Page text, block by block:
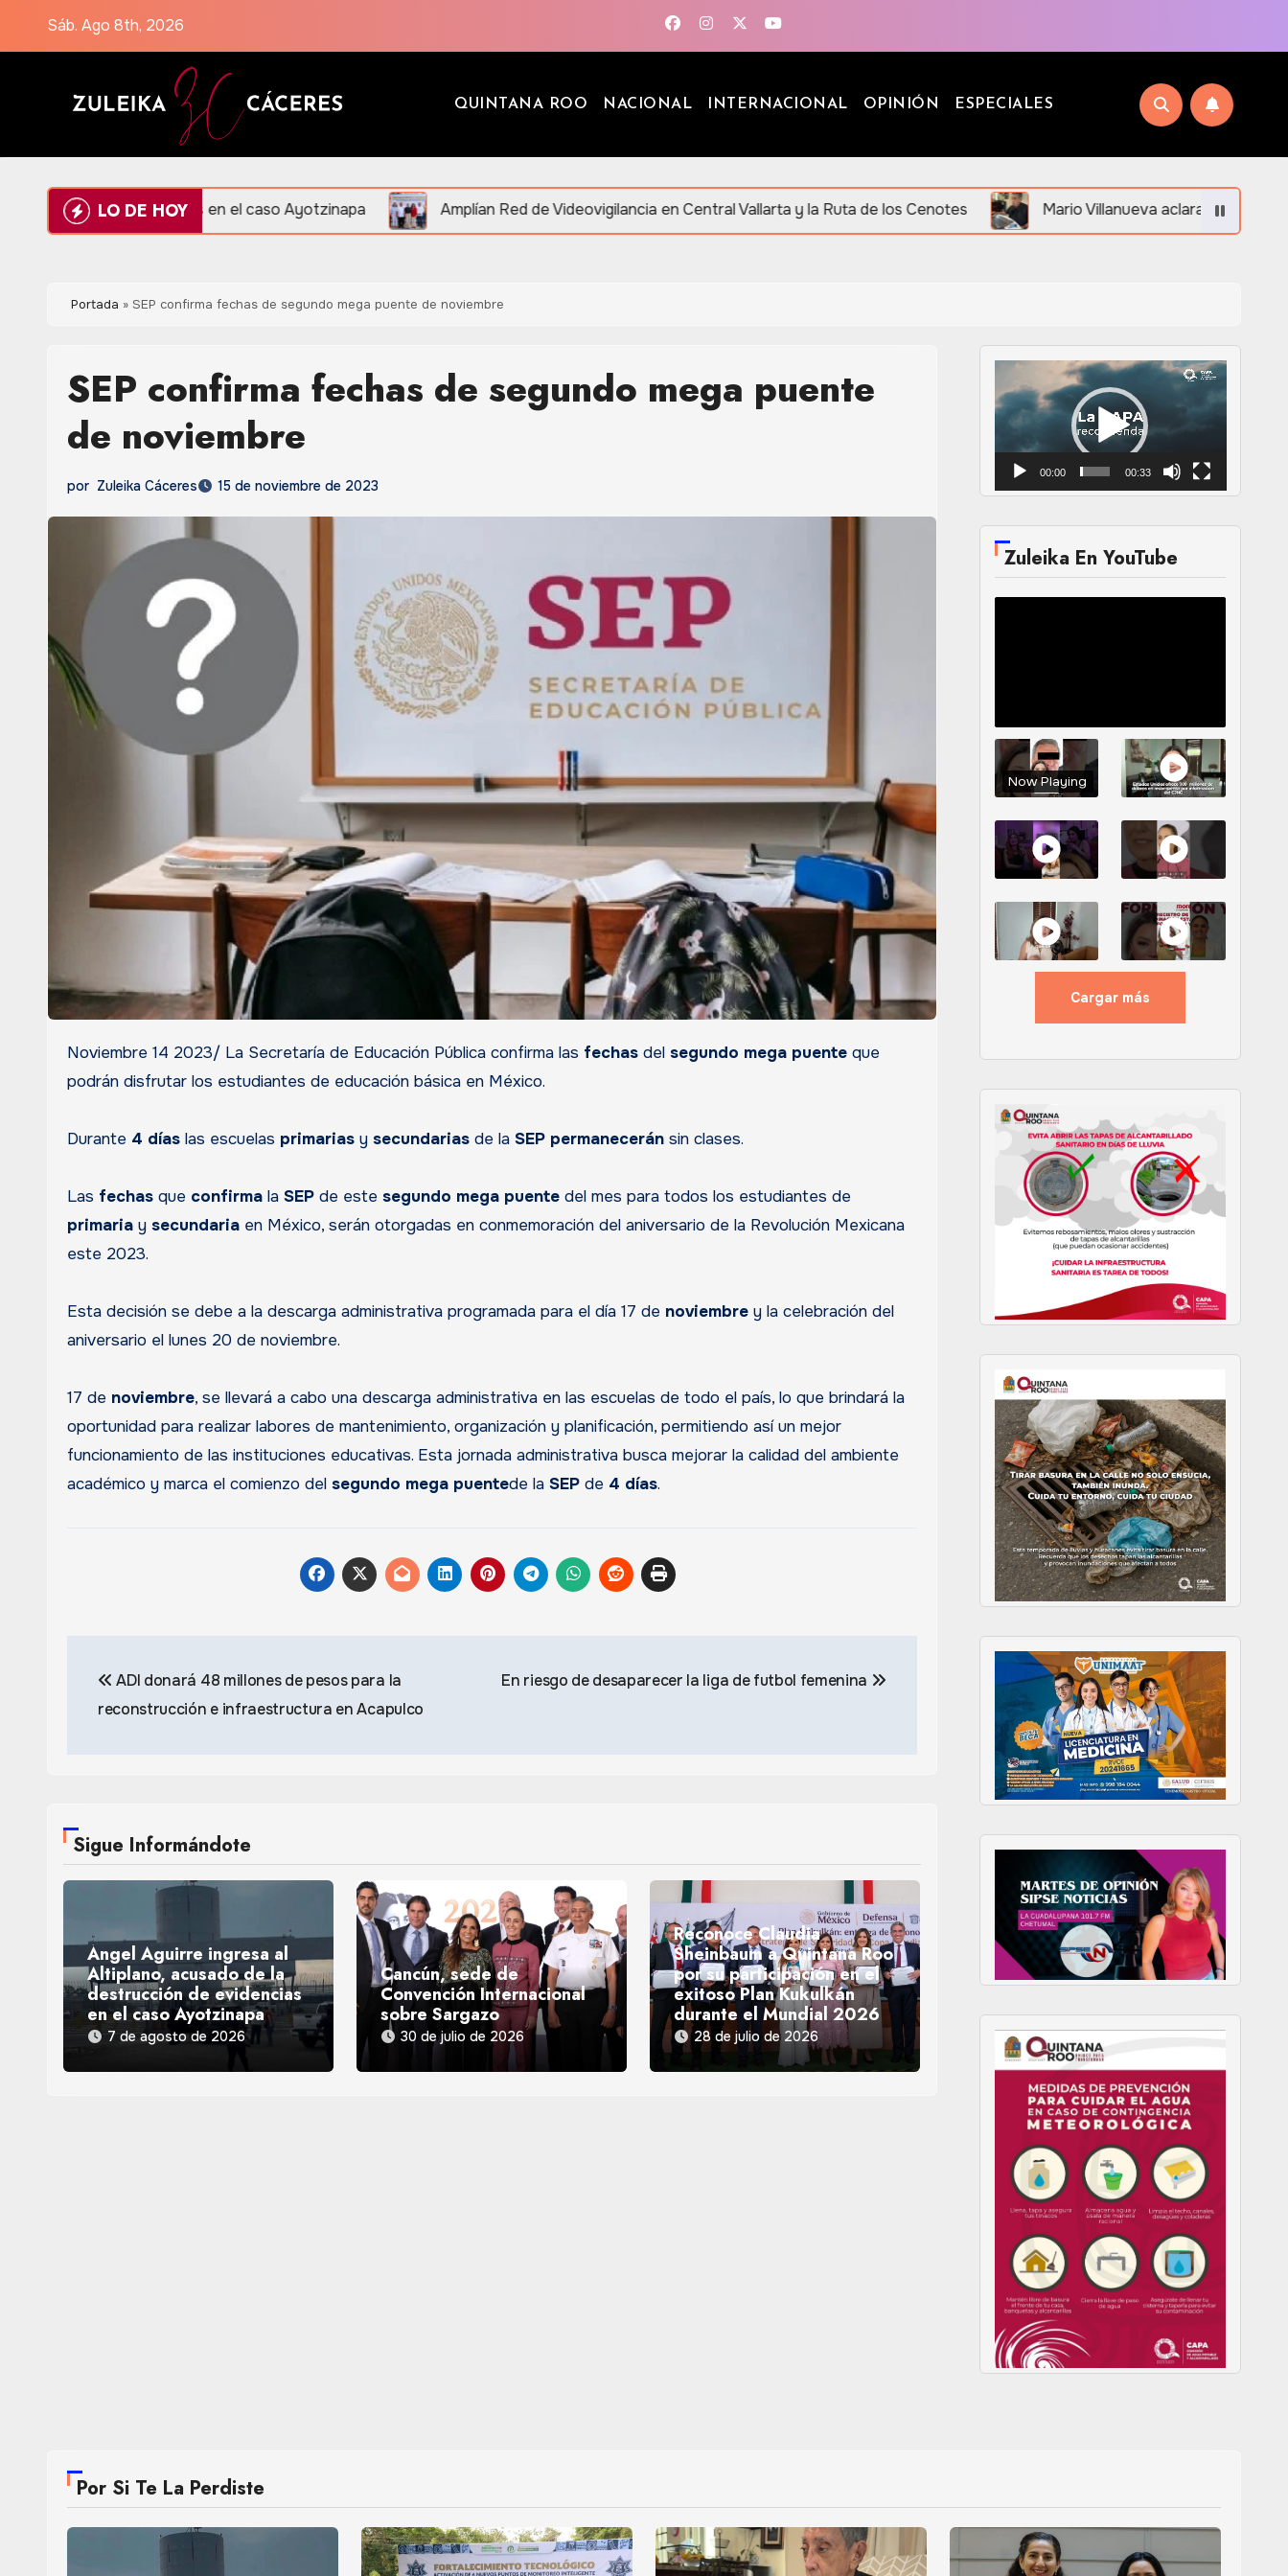
Sáb. Ago 8th, 2026
QUINTANA ROO NACIONAL INTERNACIONAL OPINIÓN ESPECIALES
LO DE HOY
de evidencias en el caso Ayotzinapa Amplían Red de Videovigilancia en Central Vallarta y la Ruta de los Cenotes Mario Villanueva aclara su situación legal ante
Portada » SEP confirma fechas de segundo mega puente de noviembre
SEP confirma fechas de segundo mega puente
de noviembre
por Zuleika Cáceres 15 de noviembre de 2023
Noviembre 14 2023/ La Secretaría de Educación Pública confirma las fechas del segundo mega puente que
podrán disfrutar los estudiantes de educación básica en México.
Durante 4 días las escuelas primarias y secundarias de la SEP permanecerán sin clases.
Las fechas que confirma la SEP de este segundo mega puente del mes para todos los estudiantes de
primaria y secundaria en México, serán otorgadas en conmemoración del aniversario de la Revolución Mexicana
este 2023.
Esta decisión se debe a la descarga administrativa programada para el día 17 de noviembre y la celebración del
aniversario el lunes 20 de noviembre.
17 de noviembre, se llevará a cabo una descarga administrativa en las escuelas de todo el país, lo que brindará la
oportunidad para realizar labores de mantenimiento, organización y planificación, permitiendo así un mejor
funcionamiento de las instituciones educativas. Esta jornada administrativa busca mejorar la calidad del ambiente
académico y marca el comienzo del segundo mega puentede la SEP de 4 días.
de
ADI donará 48 millones de pesos para la
reconstrucción e infraestructura en Acapulco
En riesgo de desaparecer la liga de futbol femenina
Sigue Informándote
Ángel Aguirre ingresa al
Altiplano, acusado de la
destrucción de evidencias
en el caso Ayotzinapa
7 de agosto de 2026
Cancún, sede de
Convención Internacional
sobre Sargazo
30 de julio de 2026
Reconoce Claudia
Sheinbaum a Quintana Roo
por su participación en el
exitoso Plan Kukulkán
durante el Mundial 2026
28 de julio de 2026
Reproductor
de
vídeo
00:00 00:33
Zuleika En YouTube
Now Playing
Cargar más
Por Si Te La Perdiste